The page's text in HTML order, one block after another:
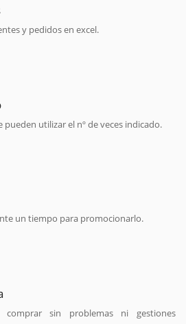
y pedidos en excel.
pueden utilizar el nº de veces indicado.
un tiempo para promocionarlo.
sin problemas ni gestiones